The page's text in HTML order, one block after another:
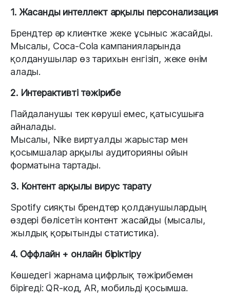
1. Жасанды интеллект арқылы персонализация
Брендтер әр клиентке жеке ұсыныс жасайды.
Мысалы, Coca-Cola кампанияларында
қолданушылар өз тарихын енгізіп, жеке өнім
алады.
2. Интерактивті тәжірибе
Пайдаланушы тек көруші емес, қатысушыға
айналады.
Мысалы, Nike виртуалды жарыстар мен
қосымшалар арқылы аудиторияны ойын
форматына тартады.
3. Контент арқылы вирус тарату
Spotify сияқты брендтер қолданушылардың
өздері бөлісетін контент жасайды (мысалы,
жылдық қорытынды статистика).
4. Оффлайн + онлайн біріктіру
Көшедегі жарнама цифрлық тәжірибемен
бірігеді: QR-код, AR, мобильді қосымша.